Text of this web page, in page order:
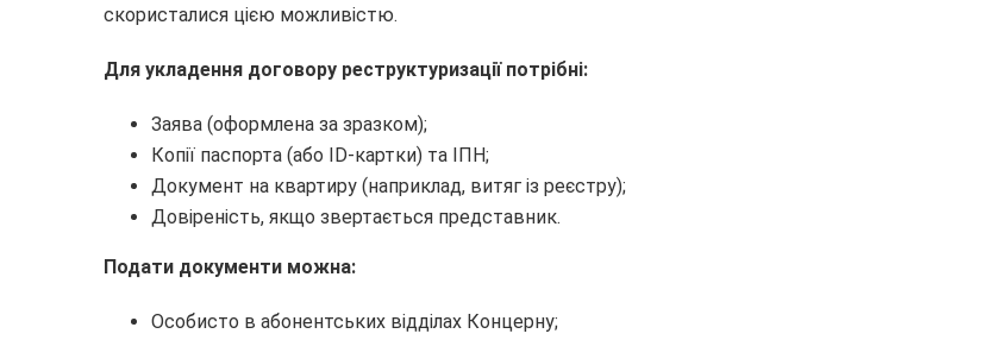
скористалися цією можливістю.
Для укладення договору реструктуризації потрібні:
Заява (оформлена за зразком);
Копії паспорта (або ID-картки) та ІПН;
Документ на квартиру (наприклад, витяг із реєстру);
Довіреність, якщо звертається представник.
Подати документи можна:
Особисто в абонентських відділах Концерну;